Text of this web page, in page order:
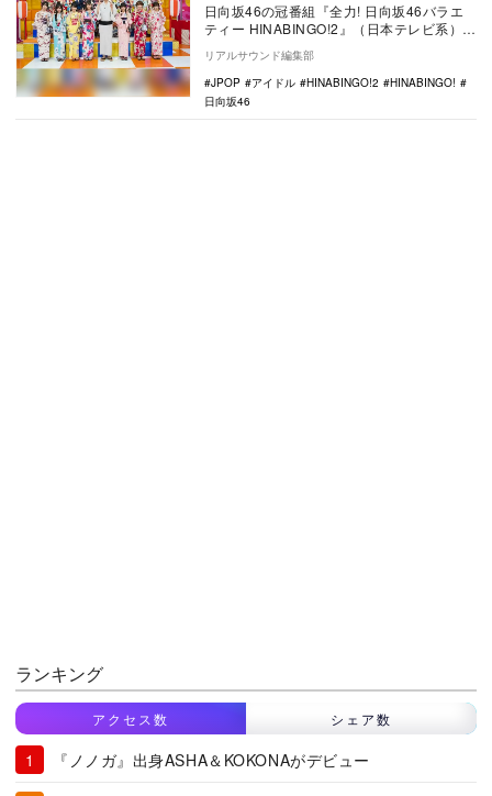
日向坂46の冠番組『全力! 日向坂46バラエ
ティー HINABINGO!2』（日本テレビ系）
が、7月16日1時29分より放送開始…
リアルサウンド編集部
JPOP
アイドル HINABINGO!2
HINABINGO!
日向坂46
ランキング
アクセス数 シェア数
『ノノガ』出身ASHA＆KOKONAがデビュー